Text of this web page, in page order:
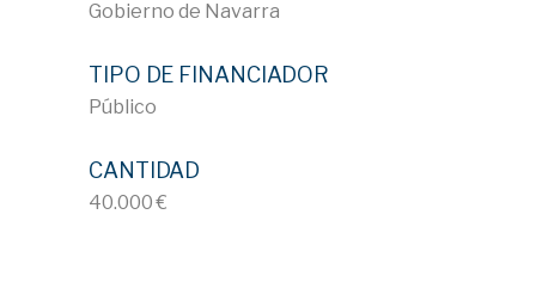
Gobierno de Navarra
TIPO DE FINANCIADOR
Público
CANTIDAD
40.000 €